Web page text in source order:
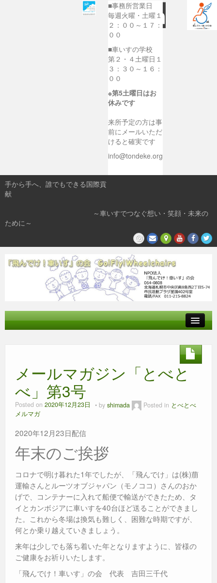
■事務所営業日
毎週火曜・土曜１
２：００～１７：
００
■車いすの学校
第２・４土曜日１
３：３０～１６：
００
※第5土曜日はお
休みです
来所予定の方は事
前にメールいただ
けると確実です
info@tondeke.org
手から手へ、誰でもできる国際貢
献
～車いすでつなぐ想い・笑顔・未来の
ために～
私たちの活動
メールマガジン「とべと
べ」第3号
Posted on 2020年12月23日 by shimada Posted in とべとべ
メルマガ
2020年12月23日配信
年末のご挨拶
コロナで明け暮れた1年でしたが、「飛んでけ」は(株)萠
運輸さんとルーツオブジャパン（モノココ）さんのおか
げで、コンテナーに入れて船便で輸送ができたため、タ
イとカンボジアに車いすを40台ほど送ることができまし
た。これから冬場は換気も難しく、困難な時期ですが、
何とか乗り越えていきましょう。
来年は少しでも落ち着いた年となりますように、皆様の
ご健康をお祈りいたします。
「飛んでけ！車いす」の会 代表 吉田三千代